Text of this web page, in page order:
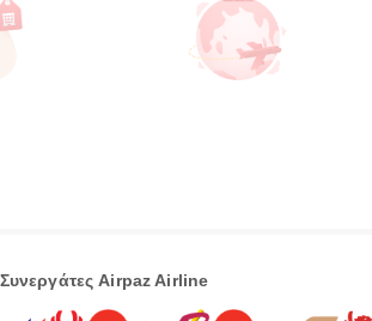
Συνεργάτες Airpaz Airline